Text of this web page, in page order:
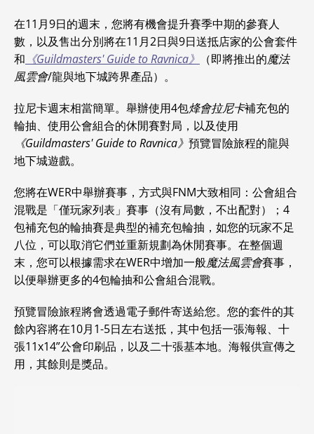
在11月9日的週末，您將有機會提升賽季中期的參賽人
數，以及售出分別將在11月2日與9日送抵店家的公會套件
和 《Guildmasters' Guide to Ravnica》 （即將推出的魔法
風雲會/龍與地下城跨界產品）。
拉尼卡週末相當簡單。舉辦使用4包烽會拉尼卡補充包的
輪抽、使用公會組合的休閒賽對局，以及使用
《Guildmasters' Guide to Ravnica》 預覽冒險旅程的龍與
地下城遊戲。
您將在WER中舉辦賽事，方式與FNM大致相同：公會組合
混戰是「僅玩家列表」賽事（沒有局數，不出配對）；4
包補充包的輪抽賽是典型的補充包輪抽，如您的玩家不足
八位，可以取消它們並重新規劃為休閒賽事。在整個週
末，您可以根據需求在WER中增加一般魔法風雲會賽事，
以便舉辦更多的4包輪抽和公會組合混戰。
預覽冒險旅程將會透過電子郵件寄送給您。您的套件的其
餘內容將在10月1-5日左右送抵，其中包括一張海報、十
張11x14”公會印刷品，以及二十張基本地。海報供宣傳之
用，其餘則是獎品。